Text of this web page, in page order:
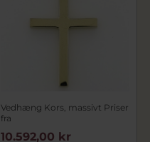
Vedhæng Kors, massivt Priser
fra
10.592,00 kr